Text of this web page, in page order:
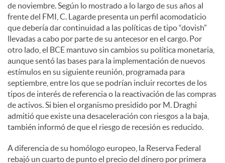
de noviembre. Según lo mostrado a lo largo de sus años al
frente del FMI, C. Lagarde presenta un perfil acomodaticio
que debería dar continuidad a las políticas de tipo “dovish”
llevadas a cabo por parte de su antecesor en el cargo. Por
otro lado, el BCE mantuvo sin cambios su política monetaria,
aunque sentó las bases para la implementación de nuevos
estímulos en su siguiente reunión, programada para
septiembre, entre los que se podrían incluir recortes de los
tipos de interés de referencia o la reactivación de las compras
de activos. Si bien el organismo presidido por M. Draghi
admitió que existe una desaceleración con riesgos a la baja,
también informó de que el riesgo de recesión es reducido.
A diferencia de su homólogo europeo, la Reserva Federal
rebajó un cuarto de punto el precio del dinero por primera